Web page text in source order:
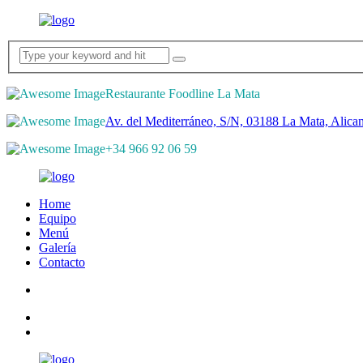
Restaurante Foodline La Mata
Av. del Mediterráneo, S/N, 03188 La Mata,
+34 966 92 06 59
Home
Equipo
Menú
Galería
Contacto